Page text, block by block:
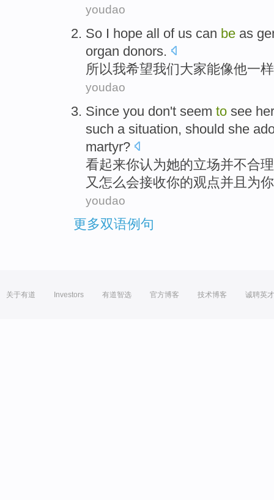
youdao
So I hope all of us can be as
organ donors.
所以我希望我们大家能像他一样
youdao
Since you don't seem to see her
such a situation, should she
martyr?
看起来你认为她的立场并不合理
又怎么会接收你的观点并且 为你
youdao
更多双语例句
关于有道 Investors 有道智选 官方博客 技术博客 诚聘英才